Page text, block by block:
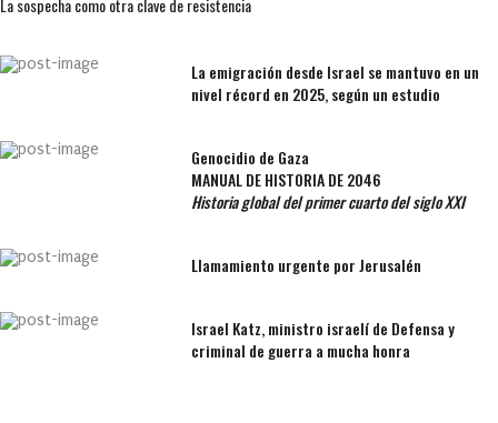
La emigración desde Israel se mantuvo en un
nivel récord en 2025, según un estudio
Genocidio de Gaza
MANUAL DE HISTORIA DE 2046
Historia global del primer cuarto del siglo XXI
Llamamiento urgente por Jerusalén
Israel Katz, ministro israelí de Defensa y
criminal de guerra a mucha honra